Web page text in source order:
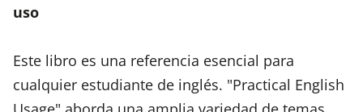
uso
Este libro es una referencia esencial para
cualquier estudiante de inglés. "Practical English